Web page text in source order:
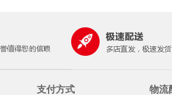
支付方式 物流